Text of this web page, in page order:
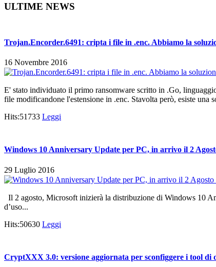
ULTIME NEWS
Trojan.Encorder.6491: cripta i file in .enc. Abbiamo la
16 Novembre 2016
E' stato individuato il primo ransomware scritto in .Go,
file modificandone l'estensione in .enc. Stavolta però, esiste una
Hits:51733 Leggi
Windows 10 Anniversary Update per PC, in arrivo il 2
29 Luglio 2016
Il 2 agosto, Microsoft inizierà la distribuzione di Windows 10
d’uso...
Hits:50630 Leggi
CryptXXX 3.0: versione aggiornata per sconfiggere i tool di